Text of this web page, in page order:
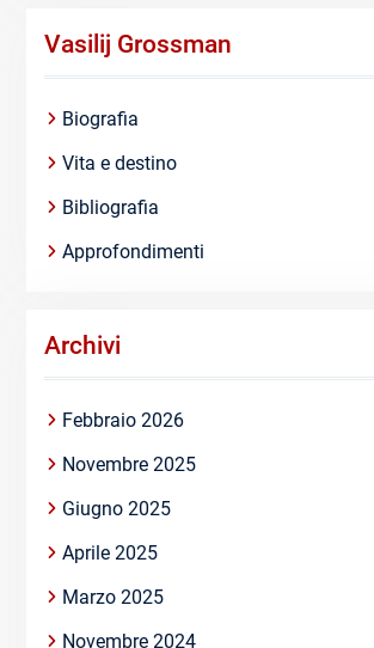
Vasilij Grossman
Biografia
Vita e destino
Bibliografia
Approfondimenti
Archivi
Febbraio 2026
Novembre 2025
Giugno 2025
Aprile 2025
Marzo 2025
Novembre 2024